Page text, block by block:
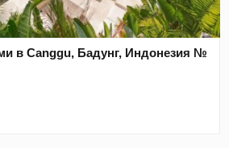
в Canggu, Бадунг, Индонезия №